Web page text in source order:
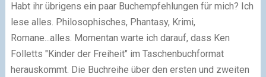
Habt ihr übrigens ein paar Buchempfehlungen für mich? Ich
lese alles. Philosophisches, Phantasy, Krimi,
Romane...alles. Momentan warte ich darauf, dass Ken
Folletts "Kinder der Freiheit" im Taschenbuchformat
herauskommt. Die Buchreihe über den ersten und zweiten